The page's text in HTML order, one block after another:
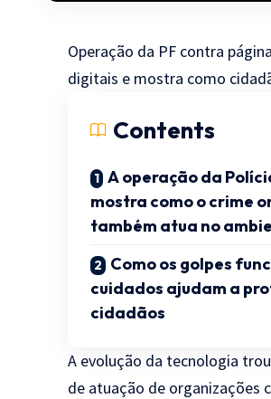
Operação da PF contra
digitais e mostra como
Contents
A operação da
mostra como o crime
também atua no
Como os golpes
cuidados ajudam a
cidadãos
A evolução da tecnologia
de atuação de organizações